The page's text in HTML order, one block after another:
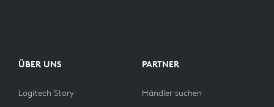
ÜBER UNS
Logitech Story
PARTNER
Händler suchen